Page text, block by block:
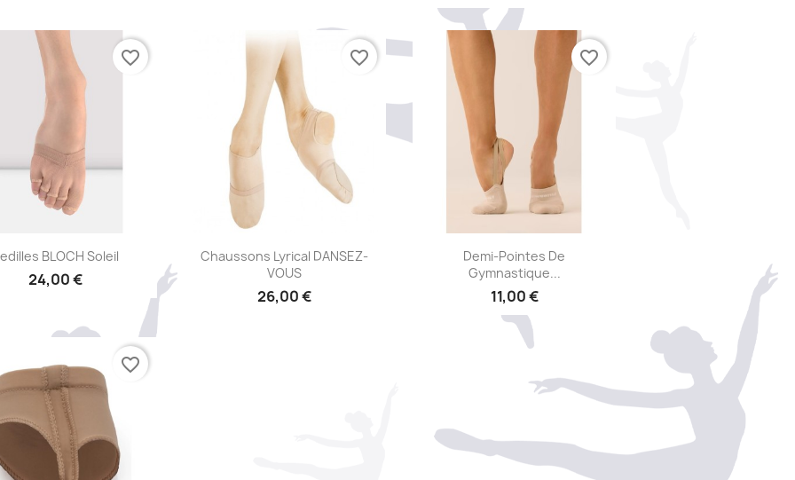
Aperçu rapide
BLOCH Soleil
24,00 €
favorite_border
Aperçu rapide
Chaussons Lyrical DANSEZ-
VOUS
26,00 €
favorite_border
Aperçu rapide
Demi-Pointes De
Gymnastique...
11,00 €
favorite_border
favorite_border